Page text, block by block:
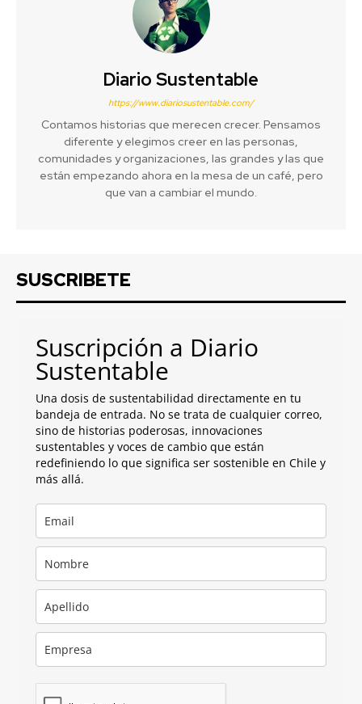
Diario Sustentable
https://www.diariosustentable.com/
Contamos historias que merecen crecer. Pensamos
diferente y elegimos creer en las personas,
comunidades y organizaciones, las grandes y las que
están empezando ahora en la mesa de un café, pero
que van a cambiar el mundo.
SUSCRIBETE
Suscripción a Diario
Sustentable
Una dosis de sustentabilidad directamente en tu
bandeja de entrada. No se trata de cualquier correo,
sino de historias poderosas, innovaciones
sustentables y voces de cambio que están
redefiniendo lo que significa ser sostenible en Chile y
más allá.